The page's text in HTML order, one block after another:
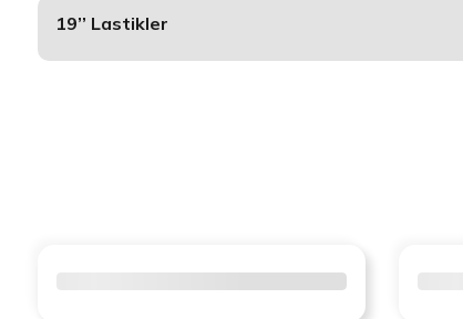
19’’ Lastikler